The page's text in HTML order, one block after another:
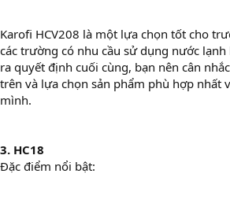
Karofi HCV208 là một lựa chọn tốt cho
các trường có nhu cầu sử dụng nước
ra quyết định cuối cùng, bạn nên cân
trên và lựa chọn sản phẩm phù hợp nhất
mình.
3. HC18
Đặc điểm nổi bật: